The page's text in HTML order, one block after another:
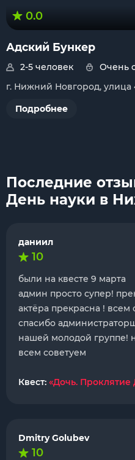
0.0
Адский Бункер
2-5 человек
Очень
г. Нижний Новгород, улица
Подробнее
Последние
День науки в
даниил
10
были на квесте 9 марта
админ просто супер!
актёра прекрасна ! всем
спасибо
нашей молодой группе!
всем советуем
Квест: «Дочь. Проклятие
Dmitry Golubev
10